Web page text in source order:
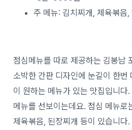
주 메뉴: 김치찌개, 제육볶음
점심메뉴를 따로 제공하는 김봉남
소박한 간판 디자인에 눈길이 한번
이 원하는 메뉴가 있는 맛집입니다
메뉴를 선보이는데요. 점심 메뉴로
제육볶음, 된장찌개 등이 있습니다